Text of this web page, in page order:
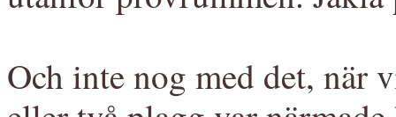
Och inte nog med det, när